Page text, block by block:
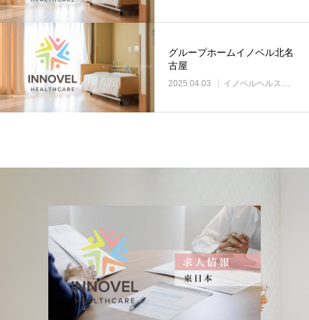
グループホームイノベル北名
古屋
2025.04.03 イノベルヘルスケア事業所